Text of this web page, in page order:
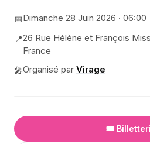
📅Dimanche 28 Juin 2026 · 06:00
📍26 Rue Hélène et François
France
🎤Organisé par Virage
🎟️